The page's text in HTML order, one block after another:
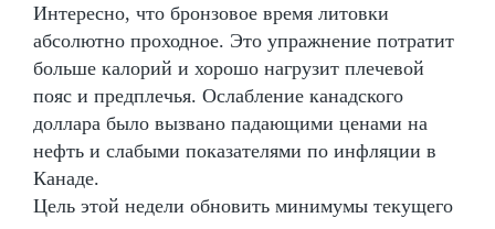
Интересно, что бронзовое время литовки
абсолютно проходное. Это упражнение потратит
больше калорий и хорошо нагрузит плечевой
пояс и предплечья. Ослабление канадского
доллара было вызвано падающими ценами на
нефть и слабыми показателями по инфляции в
Канаде.
Цель этой недели обновить минимумы текущего